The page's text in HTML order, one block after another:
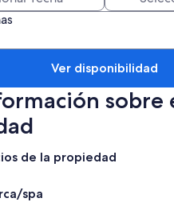
Ver disponibilidad
sobre
de la propiedad
spa